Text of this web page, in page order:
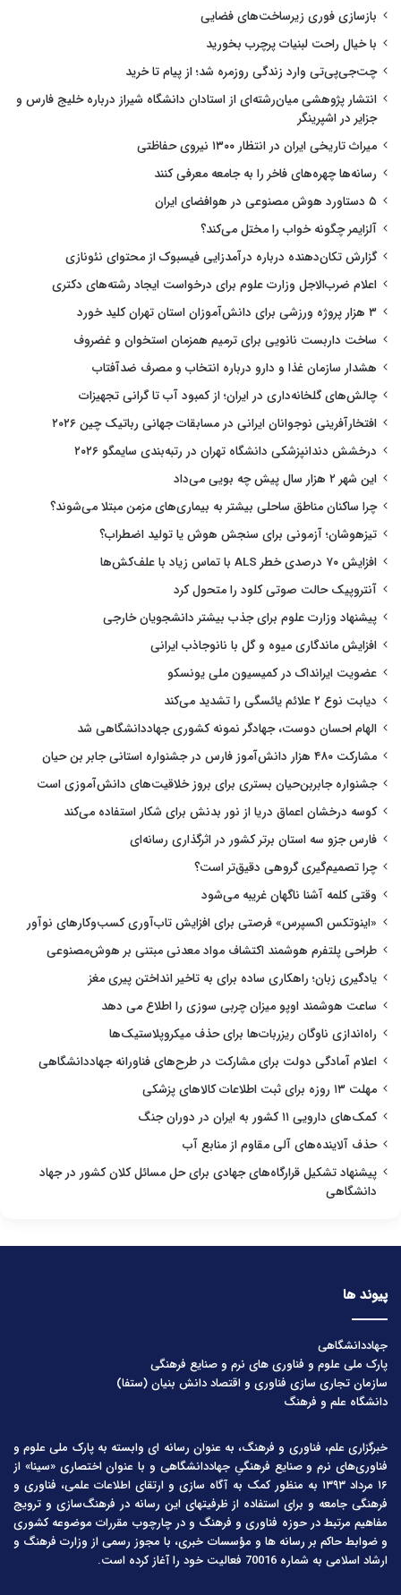
بازسازی فوری زیرساخت‌های فضایی
با خیال راحت لبنیات پرچرب بخورید
چت‌جی‌پی‌تی وارد زندگی روزمره شد؛ از پیام تا خرید
انتشار پژوهشی میان‌رشته‌ای از استادان دانشگاه شیراز درباره خلیج فارس و
جزایر در اشپرینگر
میراث تاریخی ایران در انتظار ۱۳۰۰ نیروی حفاظتی
رسانه‌ها چهره‌های فاخر را به جامعه معرفی کنند
۵ دستاورد هوش مصنوعی در هوافضای ایران
آلزایمر چگونه خواب را مختل می‌کند؟
گزارش تکان‌دهنده درباره درآمدزایی فیسبوک از محتوای نئونازی
اعلام ضرب‌الاجل وزارت علوم برای درخواست ایجاد رشته‌های دکتری
۳ هزار پروژه ورزشی برای دانش‌آموزان استان تهران کلید خورد
ساخت داربست نانویی برای ترمیم همزمان استخوان و غضروف
هشدار سازمان غذا و دارو درباره انتخاب و مصرف ضدآفتاب
چالش‌های گلخانه‌داری در ایران؛ از کمبود آب تا گرانی تجهیزات
افتخارآفرینی نوجوانان ایرانی در مسابقات جهانی رباتیک چین ۲۰۲۶
درخشش دندانپزشکی دانشگاه تهران در رتبه‌بندی سایمگو ۲۰۲۶
این شهر ۲ هزار سال پیش چه بویی می‌داد
چرا ساکنان مناطق ساحلی بیشتر به بیماری‌های مزمن مبتلا می‌شوند؟
تیزهوشان؛ آزمونی برای سنجش هوش یا تولید اضطراب؟
افزایش ۷۰ درصدی خطر ALS با تماس زیاد با علف‌کش‌ها
آنتروپیک حالت صوتی کلود را متحول کرد
پیشنهاد وزارت علوم برای جذب بیشتر دانشجویان خارجی
افزایش ماندگاری میوه و گل با نانوجاذب ایرانی
عضویت ایرانداک در کمیسیون ملی یونسکو
دیابت نوع ۲ علائم یائسگی را تشدید می‌کند
الهام احسان دوست، جهادگر نمونه کشوری جهاددانشگاهی شد
مشارکت ۴۸۰ هزار دانش‌آموز فارس در جشنواره استانی جابر بن حیان
جشنواره جابربن‌حیان بستری برای بروز خلاقیت‌های دانش‌آموزی است
کوسه درخشان اعماق دریا از نور بدنش برای شکار استفاده می‌کند
فارس جزو سه استان برتر کشور در اثرگذاری رسانه‌ای
چرا تصمیم‌گیری گروهی دقیق‌تر است؟
وقتی کلمه آشنا ناگهان غریبه می‌شود
«اینوتکس اکسپرس» فرصتی برای افزایش تاب‌آوری کسب‌وکارهای نوآور
طراحی پلتفرم هوشمند اکتشاف مواد معدنی مبتنی بر هوش‌مصنوعی
یادگیری زبان؛ راهکاری ساده برای به تاخیر انداختن پیری مغز
ساعت هوشمند اوپو میزان چربی سوزی را اطلاع می دهد
راه‌اندازی ناوگان ریزربات‌ها برای حذف میکروپلاستیک‌ها
اعلام آمادگی دولت برای مشارکت در طرح‌های فناورانه جهاددانشگاهی
مهلت ۱۳ روزه برای ثبت اطلاعات کالاهای پزشکی
کمک‌های دارویی ۱۱ کشور به ایران در دوران جنگ
حذف آلاینده‌های آلی مقاوم از منابع آب
پیشنهاد تشکیل قرارگاه‌های جهادی برای حل مسائل کلان کشور در جهاد
دانشگاهی
پیوند ها
جهاددانشگاهی
پارک ملی علوم و فناوری های نرم و صنایع فرهنگی
سازمان تجاری سازی فناوری و اقتصاد دانش بنیان (ستفا)
دانشگاه علم و فرهنگ
خبرگزاری علم، فناوری و فرهنگ، به عنوان رسانه ای وابسته به پارک ملی علوم و
فناوری‌های نرم و صنایع فرهنگیِ جهاددانشگاهی و با عنوان اختصاری «سینا» از
۱۶ مرداد ۱۳۹۳ به منظور کمک به آگاه سازی و ارتقای اطلاعات علمی، فناوری و
فرهنگی جامعه و برای استفاده از ظرفیتهای این رسانه در فرهنگ‌سازی و ترویج
مفاهیم مرتبط در حوزه فناوری و فرهنگ و در چارچوب مقررات موضوعه کشوری
و ضوابط حاکم بر رسانه ها و مؤسسات خبری، با مجوز رسمی از وزارت فرهنگ و
ارشاد اسلامی به شماره 70016 فعالیت خود را آغاز کرده است.